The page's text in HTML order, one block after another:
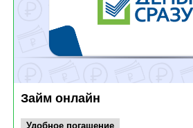
Займ онлайн
Удобное погашение